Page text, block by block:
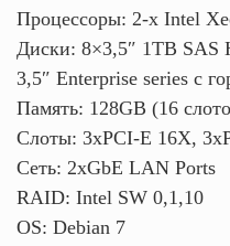
Процессоры: 2-x Intel
Диски: 8×3,5″ 1TB SAS
3,5″ Enterprise series с
Память: 128GB (16
Слоты: 3xPCI-E 16X,
Сеть: 2xGbE LAN Ports
RAID: Intel SW 0,1,10
OS: Debian 7